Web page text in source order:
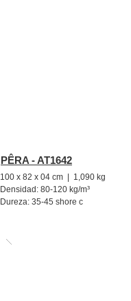
PÊRA - AT1642
100 x 82 x 04 cm | 1,090 kg
Densidad: 80-120 kg/m³
Dureza: 35-45 shore c